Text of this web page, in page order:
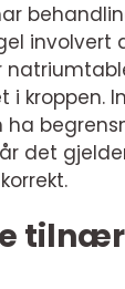
involvert
i kroppen.
det